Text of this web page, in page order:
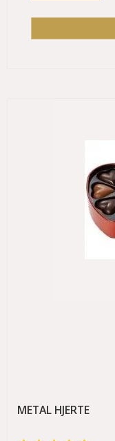
METAL HJERTE